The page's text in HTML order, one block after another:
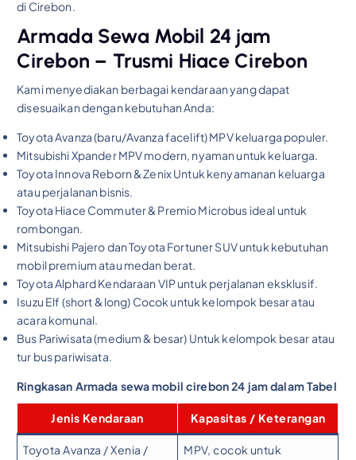
di Cirebon.
Armada Sewa Mobil 24 jam
Cirebon – Trusmi Hiace Cirebon
Kami menyediakan berbagai kendaraan yang dapat
disesuaikan dengan kebutuhan Anda:
Toyota Avanza (baru/Avanza facelift) MPV keluarga populer.
Mitsubishi Xpander MPV modern, nyaman untuk keluarga.
Toyota Innova Reborn & Zenix Untuk kenyamanan keluarga
atau perjalanan bisnis.
Toyota Hiace Commuter & Premio Microbus ideal untuk
rombongan.
Mitsubishi Pajero dan Toyota Fortuner SUV untuk kebutuhan
mobil premium atau medan berat.
Toyota Alphard Kendaraan VIP untuk perjalanan eksklusif.
Isuzu Elf (short & long) Cocok untuk kelompok besar atau
acara komunal.
Bus Pariwisata (medium & besar) Untuk kelompok besar atau
tur bus pariwisata.
Ringkasan Armada sewa mobil cirebon 24 jam dalam Tabel
Jenis Kendaraan Kapasitas / Keterangan
Toyota Avanza / Xenia /
MPV, cocok untuk